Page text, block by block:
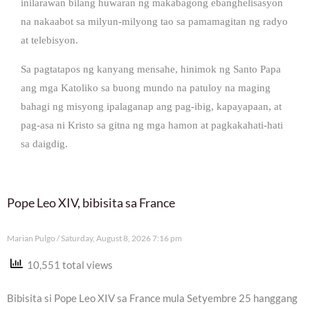
inilarawan bilang huwaran ng makabagong ebanghelisasyon
na nakaabot sa milyun-milyong tao sa pamamagitan ng radyo
at telebisyon.
Sa pagtatapos ng kanyang mensahe, hinimok ng Santo Papa
ang mga Katoliko sa buong mundo na patuloy na maging
bahagi ng misyong ipalaganap ang pag-ibig, kapayapaan, at
pag-asa ni Kristo sa gitna ng mga hamon at pagkakahati-hati
sa daigdig.
Pope Leo XIV, bibisita sa France
Marian Pulgo Saturday, August 8, 2026 7:16 pm
10,551 total views
Bibisita si Pope Leo XIV sa France mula Setyembre 25 hanggang